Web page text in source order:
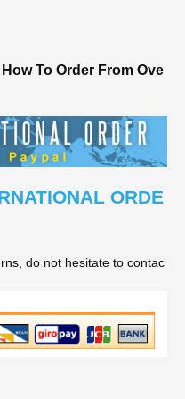
How To Order From Ove
ORDE
do not hesitate to contac